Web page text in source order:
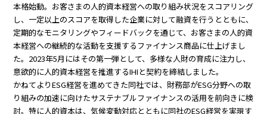
本格始動。お客さまの人的資本経営への取り組み状況をスコアリング
し、一定以上のスコアを取得した企業に対して融資を行うとともに、
定期的なモニタリングやフィードバックを通じて、お客さまの人的資
本経営への継続的な活動を支援するファイナンス商品に仕上げまし
た。2023年5月にはその第一弾として、多様な人財の育成に注力し、
意欲的に人的資本経営を推進するIHIと契約を締結しました。
かねてよりESG経営を進めてきた同社では、財務部がESG分野への取
り組みの加速に向けたサステナブルファイナンスの活用を前向きに検
討。特に人的資本は、気候変動対応とともに同社のESG経営を実現す